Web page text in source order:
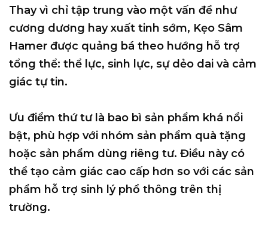
Thay vì chỉ tập trung vào một vấn đề như
cương dương hay xuất tinh sớm, Kẹo Sâm
Hamer được quảng bá theo hướng hỗ trợ
tổng thể: thể lực, sinh lực, sự dẻo dai và cảm
giác tự tin.
Ưu điểm thứ tư là bao bì sản phẩm khá nổi
bật, phù hợp với nhóm sản phẩm quà tặng
hoặc sản phẩm dùng riêng tư. Điều này có
thể tạo cảm giác cao cấp hơn so với các sản
phẩm hỗ trợ sinh lý phổ thông trên thị
trường.